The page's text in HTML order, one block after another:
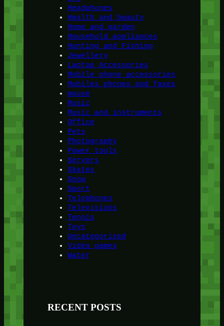
Headphones
Health and beauty
Home and garden
Household appliances
Hunting and Fishing
Jewellery
Laptop Accessories
Mobile phone accessories
Mobiles phones and faxes
mouse
Music
Music and instruments
Office
Pets
Photography
Power tools
Servers
Skates
Snow
Sport
Telephones
Televisions
Tennis
Toys
Uncategorised
Video games
Water
RECENT POSTS